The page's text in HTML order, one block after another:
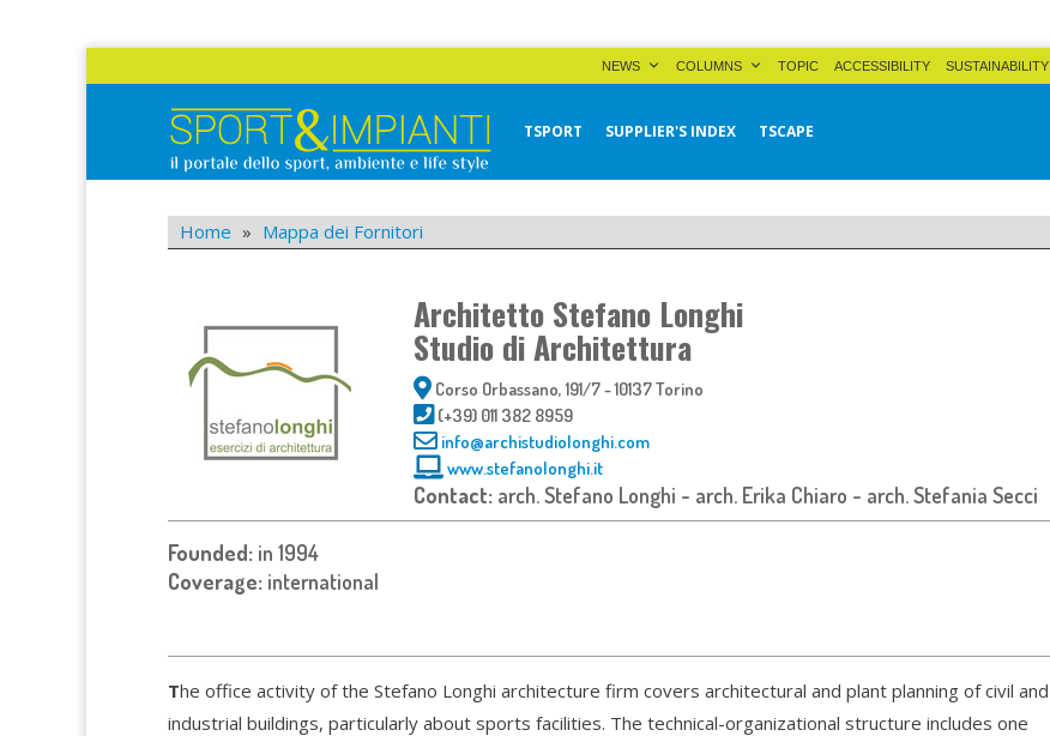
NEWS COLUMNS TOPIC ACCESSIBILITY SUSTAINABILITY
Sport&Impianti
TSPORT SUPPLIER'S INDEX TSCAPE
Home » Mappa dei Fornitori
Architetto Stefano Longhi
Studio di Architettura
Corso Orbassano, 191/7 - 10137 Torino
(+39) 011 382 8959
info@archistudiolonghi.com
www.stefanolonghi.it
Contact: arch. Stefano Longhi - arch. Erika Chiaro - arch. Stefania Secci
Founded: in 1994
Coverage: international
The office activity of the Stefano Longhi architecture firm covers architectural and plant planning of civil and
industrial buildings, particularly about sports facilities. The technical-organizational structure includes one